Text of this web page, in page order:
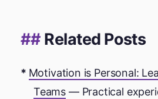
Related Posts
Motivation is Personal:
Teams — Practical